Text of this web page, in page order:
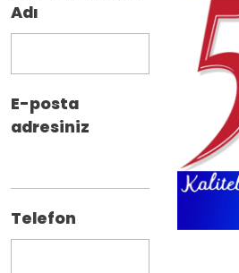
Adı
E-posta
adresiniz
Telefon